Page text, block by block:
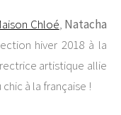
Chloé, Natacha
hiver 2018 à la
artistique allie
à la française !